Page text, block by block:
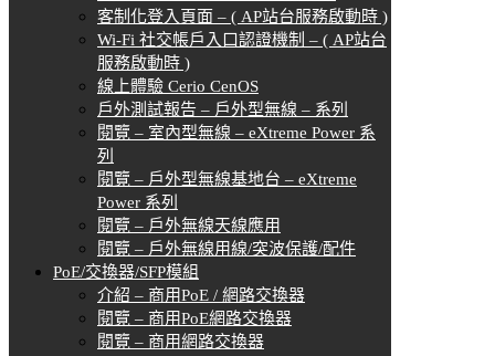
客制化登入頁面 – ( AP站台服務啟動時 )
Wi-Fi 社交帳戶入口認證機制 – ( AP站台
服務啟動時 )
線上體驗 Cerio CenOS
戶外測試報告 – 戶外型無線 – 系列
閱覽 – 室內型無線 – eXtreme Power 系
列
閱覽 – 戶外型無線基地台 – eXtreme
Power 系列
閱覽 – 戶外無線天線應用
閱覽 – 戶外無線用線/突波保護/配件
PoE/交換器/SFP模組
介紹 – 商用PoE / 網路交換器
閱覽 – 商用PoE網路交換器
閱覽 – 商用網路交換器